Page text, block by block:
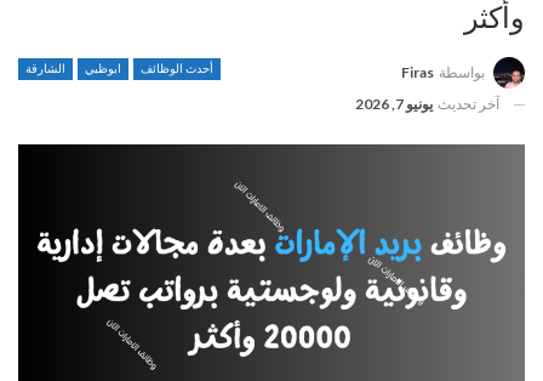
وأكثر
أحدث الوظائف ابوظبي الشارقة بواسطة Firas
آخر تحديث يونيو 7, 2026